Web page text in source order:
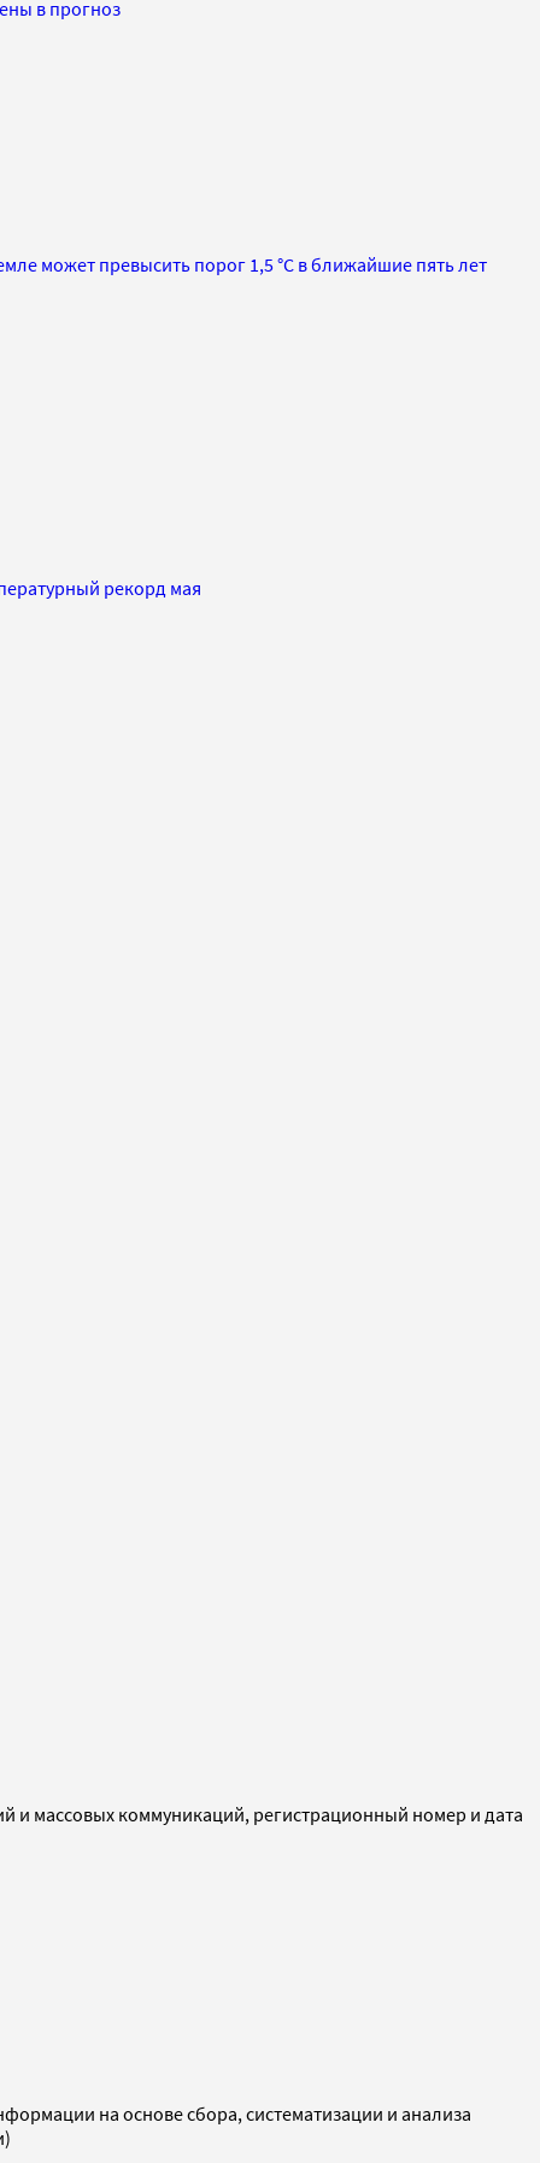
в прогноз
может превысить порог 1,5 °C в ближайшие пять лет
рекорд мая
и массовых коммуникаций, регистрационный номер и дата
на основе сбора, систематизации и анализа